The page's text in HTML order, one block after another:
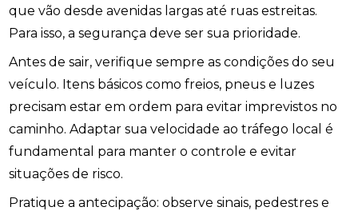
que vão desde avenidas largas até ruas estreitas.
Para isso, a segurança deve ser sua prioridade.
Antes de sair, verifique sempre as condições do seu
veículo. Itens básicos como freios, pneus e luzes
precisam estar em ordem para evitar imprevistos no
caminho. Adaptar sua velocidade ao tráfego local é
fundamental para manter o controle e evitar
situações de risco.
Pratique a antecipação: observe sinais, pedestres e